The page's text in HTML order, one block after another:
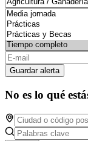
Guardar alerta
No es lo qué